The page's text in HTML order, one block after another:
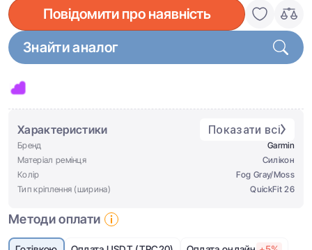
Повідомити про наявність
Знайти аналог
Характеристики Показати всі
Бренд
Garmin
Матеріал ремінця
Cилікон
Колір
Fog Gray/Moss
Тип кріплення (ширина)
QuickFit 26
Методи оплати